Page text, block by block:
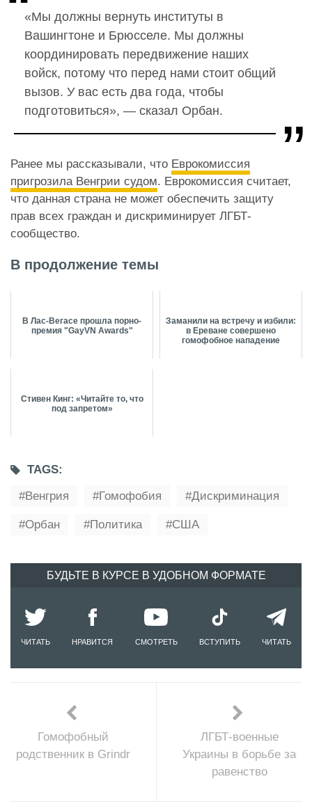
«Мы должны вернуть институты в
Вашингтоне и Брюсселе. Мы должны
координировать передвижение наших
войск, потому что перед нами стоит общий
вызов. У вас есть два года, чтобы
подготовиться», — сказал Орбан.
Ранее мы рассказывали, что Еврокомиссия
пригрозила Венгрии судом. Еврокомиссия считает,
что данная страна не может обеспечить защиту
прав всех граждан и дискриминирует ЛГБТ-
сообщество.
В продолжение темы
В Лас-Вегасе прошла порно-
премия "GayVN Awards"
Заманили на встречу и избили:
в Ереване совершено
гомофобное нападение
Стивен Кинг: «Читайте то, что
под запретом»
TAGS:
Венгрия
Гомофобия Дискриминация
Орбан Политика США
БУДЬТЕ В КУРСЕ В УДОБНОМ ФОРМАТЕ
ЧИТАТЬ НРАВИТСЯ СМОТРЕТЬ ВСТУПИТЬ ЧИТАТЬ
Гомофобный
родственник в Grindr
ЛГБТ-военные
Украины в борьбе за
равенство